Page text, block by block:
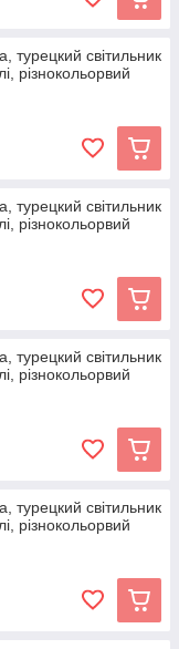
турецкий світильник
різнокольорвий
турецкий світильник
різнокольорвий
турецкий світильник
різнокольорвий
турецкий світильник
різнокольорвий